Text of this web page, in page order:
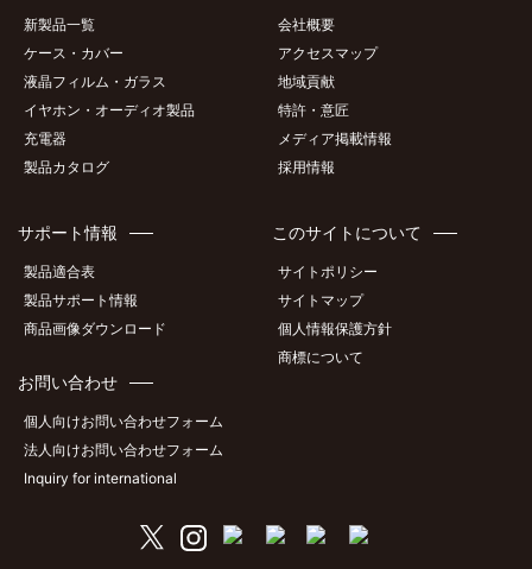
新製品一覧
ケース・カバー
液晶フィルム・ガラス
イヤホン・オーディオ製品
充電器
製品カタログ
会社概要
アクセスマップ
地域貢献
特許・意匠
メディア掲載情報
採用情報
サポート情報
製品適合表
製品サポート情報
商品画像ダウンロード
お問い合わせ
個人向けお問い合わせフォーム
法人向けお問い合わせフォーム
Inquiry for international
このサイトについて
サイトポリシー
サイトマップ
個人情報保護方針
商標について